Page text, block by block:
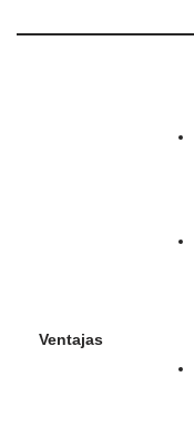
Ventajas